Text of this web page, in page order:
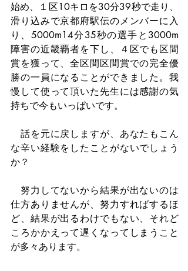
始め、１区10キロを30分39秒で走り、
滑り込みで京都府駅伝のメンバーに入
り、5000m14分35秒の選手と3000m
障害の近畿覇者を下し、４区でも区間
賞を獲って、全区間区間賞での完全優
勝の一員になることができました。我
慢して使って頂いた先生には感謝の気
持ちで今もいっぱいです。
話を元に戻しますが、あなたもこん
な辛い経験をしたことがないでしょう
か？
努力してないから結果が出ないのは
仕方ありませんが、努力すればするほ
ど、結果が出るわけでもない、それど
ころかかえって遅くなってしまうこと
が多々あります。